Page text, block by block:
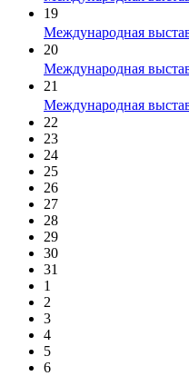
19
Международная
20
Международная
21
Международная
22
23
24
25
26
27
28
29
30
31
1
2
3
4
5
6